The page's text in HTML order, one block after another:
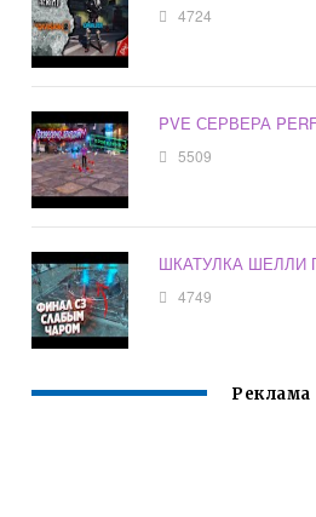
4724
PVE СЕРВЕРА
5509
ШКАТУЛКА ШЕЛЛИ
4749
Реклама